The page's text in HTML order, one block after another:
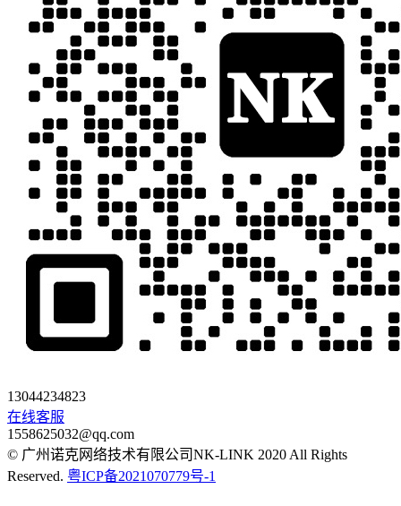
13044234823
在线客服
1558625032@qq.com
© 广州诺克网络技术有限公司NK-LINK 2020 All Rights
Reserved. 粤ICP备2021070779号-1